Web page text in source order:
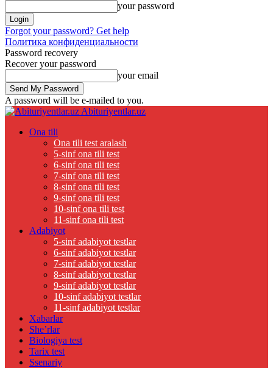
your password
Forgot your password? Get help
Политика конфиденциальности
Password recovery
Recover your password
your email
A password will be e-mailed to you.
Abituriyentlar.uz
Ona tili
Ona tili test aralash
5-sinf ona tili test
6-sinf ona tili test
7-sinf ona tili test
8-sinf ona tili test
9-sinf ona tili test
10-sinf ona tili test
11-sinf ona tili test
Adabiyot
5-sinf adabiyot testlar
6-sinf adabiyot testlar
7-sinf adabiyot testlar
8-sinf adabiyot testlar
9-sinf adabiyot testlar
10-sinf adabiyot testlar
11-sinf adabiyot testlar
Xabarlar
She’rlar
Biologiya test
Tarix test
Ssenariy